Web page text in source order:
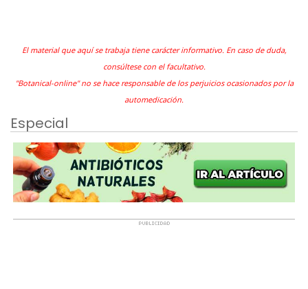
El material que aquí se trabaja tiene carácter informativo. En caso de duda,
consúltese con el facultativo.
"Botanical-online" no se hace responsable de los perjuicios ocasionados por la
automedicación.
Especial